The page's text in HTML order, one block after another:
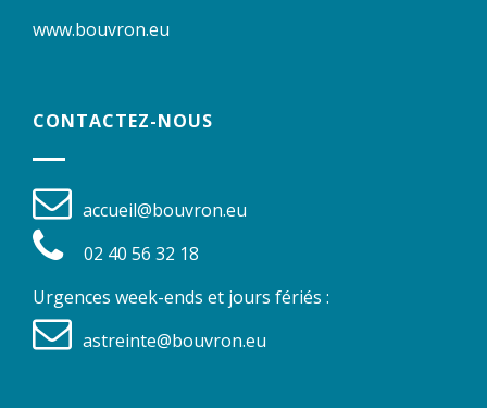
www.bouvron.eu
CONTACTEZ-NOUS
accueil@bouvron.eu
02 40 56 32 18
Urgences week-ends et jours fériés :
astreinte@bouvron.eu